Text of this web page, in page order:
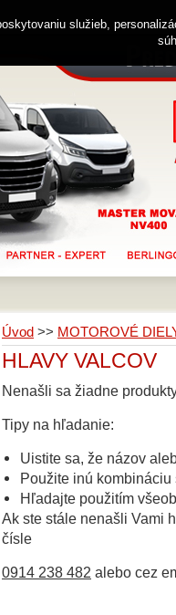
Úvod >> MOTOROVÉ
HLAVY VALCOV
Nenašli sa žiadne
Tipy na hľadanie:
Uistite sa, že názov
Použite inú
Hľadajte použitím
Ak ste stále nenašli Vami
čísle
0914 238 482 alebo cez
služieb,